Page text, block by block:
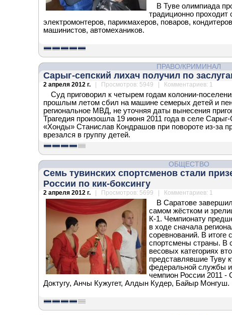
В Туве олимпиада
традиционно проходит
электромонтеров, парикмахеров, поваров,
машинистов, автомехаников.
ПРАВО/КРИМИНАЛ
Сарыг-сепский лихач получил по
2 апреля 2012 г. | Просмотров: 5949 | Комментариев: 1
Суд приговорил к четырем годам колонии-
прошлым летом сбил на машине семерых детей и
региональное МВД, не уточняя даты вынесения
Трагедия произошла 19 июня 2011 года в селе
«Хонды» Станислав Кондрашов при повороте из-за
врезался в группу детей.
ОБЩЕСТВО
Семь тувинских спортсменов стали
России по кик-боксингу
2 апреля 2012 г. | Просмотров: 5699 | Комментариев: 1
В Саратове
самом жёстком и
К-1. Чемпионату
в ходе сначала
соревнований. В итоге
спортсмены страны. В
весовых категориях
представлявшие Туву
федеральной службы
чемпион России 2011 -
Доктугу, Анчы Кужугет, Алдын Кудер, Байыр Монгуш.